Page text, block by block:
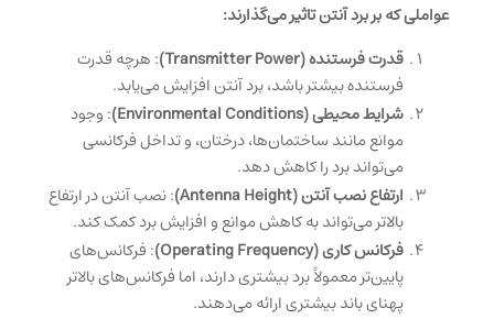
عواملی که بر برد آنتن تاثیر می‌گذارند:
قدرت فرستنده (Transmitter Power)
: هرچه قدرت
فرستنده بیشتر باشد، برد آنتن افزایش می‌یابد.
شرایط محیطی (Environmental Conditions)
: وجود
موانع مانند ساختمان‌ها، درختان، و تداخل فرکانسی
می‌تواند برد را کاهش دهد.
ارتفاع نصب آنتن (Antenna Height)
: نصب آنتن در ارتفاع
بالاتر می‌تواند به کاهش موانع و افزایش برد کمک کند.
فرکانس کاری (Operating Frequency)
: فرکانس‌های
پایین‌تر معمولاً برد بیشتری دارند، اما فرکانس‌های بالاتر
پهنای باند بیشتری ارائه می‌دهند.